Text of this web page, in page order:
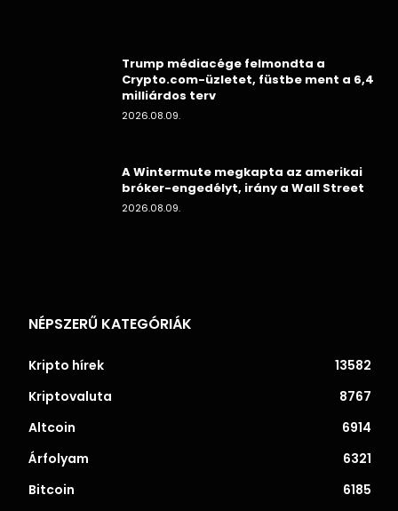
Trump médiacége felmondta a
Crypto.com-üzletet, füstbe ment a 6,4
milliárdos terv
2026.08.09.
A Wintermute megkapta az amerikai
bróker-engedélyt, irány a Wall Street
2026.08.09.
NÉPSZERŰ KATEGÓRIÁK
Kripto hírek
13582
Kriptovaluta
8767
Altcoin
6914
Árfolyam
6321
Bitcoin
6185